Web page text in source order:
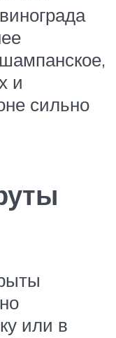
и
сильно
или в